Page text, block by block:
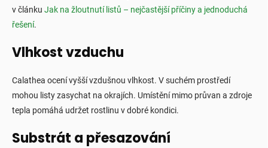
v článku Jak na žloutnutí listů – nejčastější příčiny a jednoduchá
řešení.
Vlhkost vzduchu
Calathea ocení vyšší vzdušnou vlhkost. V suchém prostředí
mohou listy zasychat na okrajích. Umístění mimo průvan a zdroje
tepla pomáhá udržet rostlinu v dobré kondici.
Substrát a přesazování